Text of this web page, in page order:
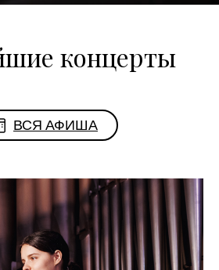
концерты
ВСЯ АФИША